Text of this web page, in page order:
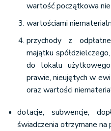
wartość początkowa
wartościami
przychody z
majątku
do lokalu
prawie, nieujętych w
oraz wartości
dotacje, subwencje,
świadczenia otrzymane